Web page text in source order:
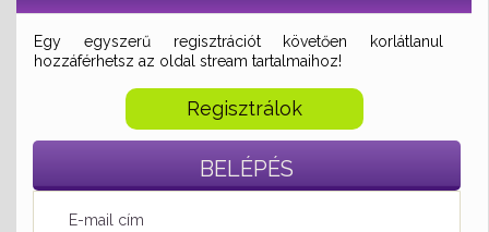
Egy egyszerű regisztrációt követően korlátlanul
hozzáférhetsz az oldal stream tartalmaihoz!
Regisztrálok
BELÉPÉS
E-mail cím